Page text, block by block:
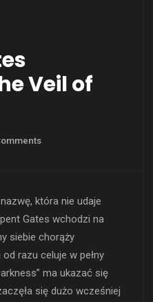
Veil of
która nie udaje
Gates wchodzi na
siebie chorąży
razu celuje w pełny
ma ukazać się
się dużo wcześniej